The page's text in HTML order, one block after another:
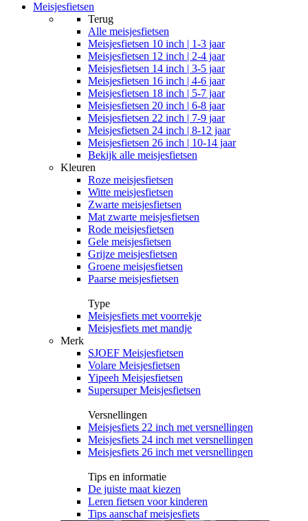
Meisjesfietsen
Terug
Alle meisjesfietsen
Meisjesfietsen 10 inch | 1-3 jaar
Meisjesfietsen 12 inch | 2-4 jaar
Meisjesfietsen 14 inch | 3-5 jaar
Meisjesfietsen 16 inch | 4-6 jaar
Meisjesfietsen 18 inch | 5-7 jaar
Meisjesfietsen 20 inch | 6-8 jaar
Meisjesfietsen 22 inch | 7-9 jaar
Meisjesfietsen 24 inch | 8-12 jaar
Meisjesfietsen 26 inch | 10-14 jaar
Bekijk alle meisjesfietsen
Kleuren
Roze meisjesfietsen
Witte meisjesfietsen
Zwarte meisjesfietsen
Mat zwarte meisjesfietsen
Rode meisjesfietsen
Gele meisjesfietsen
Grijze meisjesfietsen
Groene meisjesfietsen
Paarse meisjesfietsen
Type
Meisjesfiets met voorrekje
Meisjesfiets met mandje
Merk
SJOEF Meisjesfietsen
Volare Meisjesfietsen
Yipeeh Meisjesfietsen
Supersuper Meisjesfietsen
Versnellingen
Meisjesfiets 22 inch met versnellingen
Meisjesfiets 24 inch met versnellingen
Meisjesfiets 26 inch met versnellingen
Tips en informatie
De juiste maat kiezen
Leren fietsen voor kinderen
Tips aanschaf meisjesfiets